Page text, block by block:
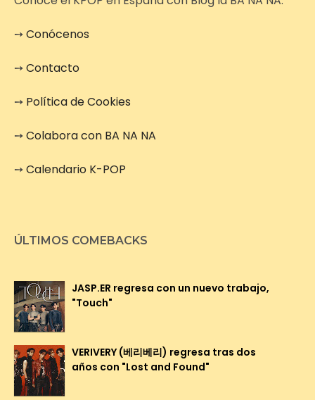
➙Conócenos
➙Contacto
➙ Política de Cookies
➙Colabora con BA NA NA
➙Calendario K-POP
ÚLTIMOS COMEBACKS
JASP.ER regresa con un nuevo trabajo,
"Touch"
VERIVERY (베리베리) regresa tras dos
años con "Lost and Found"